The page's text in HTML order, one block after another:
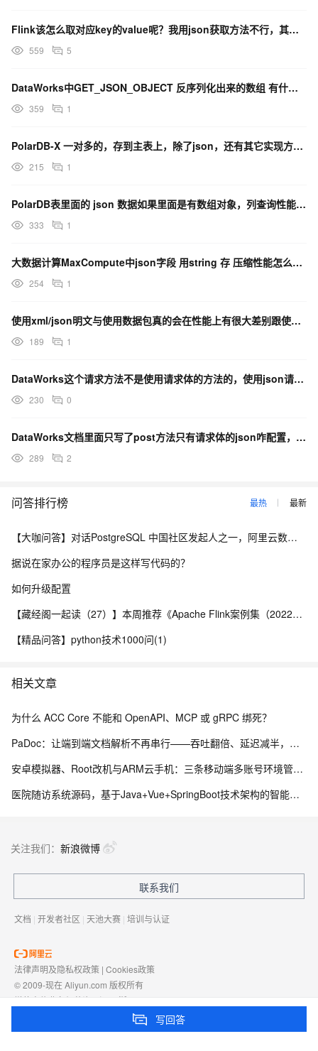
Flink该怎么取对应key的value呢？我用json获取方法不行，其它也没看到适合的函数。
559 5
DataWorks中GET_JSON_OBJECT 反序列化出来的数组 有什么方法获取数组长度呢?
359 1
PolarDB-X 一对多的，存到主表上，除了json，还有其它实现方法吗？
215 1
PolarDB表里面的 json 数据如果里面是有数组对象，列查询性能会有影响吗？
333 1
大数据计算MaxCompute中json字段 用string 存 压缩性能怎么样 ？
254 1
使用xml/json明文与使用数据包真的会在性能上有很大差别跟使用必要吗？
189 1
DataWorks这个请求方法不是使用请求体的方法的，使用json请求体是访问不了的，如何解决？
230 0
DataWorks文档里面只写了post方法只有请求体的json咋配置，如何配置？
289 2
问答排行榜 最热 最新
【大咖问答】对话PostgreSQL 中国社区发起人之一，阿里云数据库高级专家 德哥
据说在家办公的程序员是这样写代码的？
如何升级配置
【藏经阁一起读（27）】本周推荐《Apache Flink案例集（2022版）》，你有哪些心得？
【精品问答】python技术1000问(1)
相关文章
为什么 ACC Core 不能和 OpenAPI、MCP 或 gRPC 绑死？
PaDoc：让端到端文档解析不再串行——吞吐翻倍、延迟减半，质量还没掉
安卓模拟器、Root改机与ARM云手机：三条移动端多账号环境管理路径的工程实测手记
医院随访系统源码，基于Java+Vue+SpringBoot技术架构的智能化管理平台
写回答
关注我们： 新浪微博
联系我们
文档 | 开发者社区 | 天池大赛 | 培训与认证
法律声明及隐私权政策 | Cookies政策
© 2009-现在 Aliyun.com 版权所有
增值电信业务经营许可证： 浙B2-20080101
浙D3-20210002
浙公网安备 33010602009975号浙B2-20080101-4